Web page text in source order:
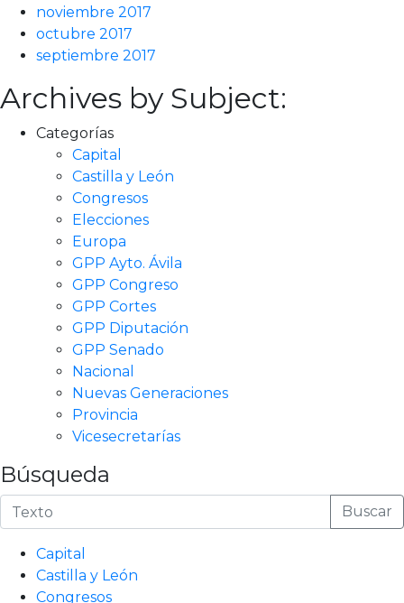
noviembre 2017
octubre 2017
septiembre 2017
Archives by Subject:
Categorías
Capital
Castilla y León
Congresos
Elecciones
Europa
GPP Ayto. Ávila
GPP Congreso
GPP Cortes
GPP Diputación
GPP Senado
Nacional
Nuevas Generaciones
Provincia
Vicesecretarías
Búsqueda
Buscar
Capital
Castilla y León
Congresos